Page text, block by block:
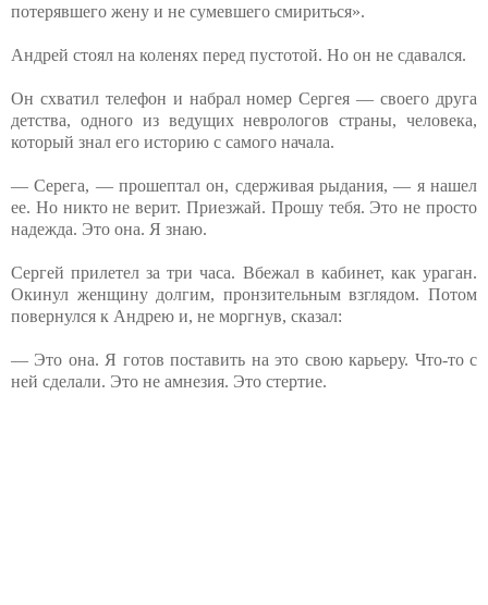
потерявшего жену и не сумевшего смириться».
Андрей стоял на коленях перед пустотой. Но он не сдавался.
Он схватил телефон и набрал номер Сергея — своего друга
детства, одного из ведущих неврологов страны, человека,
который знал его историю с самого начала.
— Серега, — прошептал он, сдерживая рыдания, — я нашел
ее. Но никто не верит. Приезжай. Прошу тебя. Это не просто
надежда. Это она. Я знаю.
Сергей прилетел за три часа. Вбежал в кабинет, как ураган.
Окинул женщину долгим, пронзительным взглядом. Потом
повернулся к Андрею и, не моргнув, сказал:
— Это она. Я готов поставить на это свою карьеру. Что-то с
ней сделали. Это не амнезия. Это стертие.